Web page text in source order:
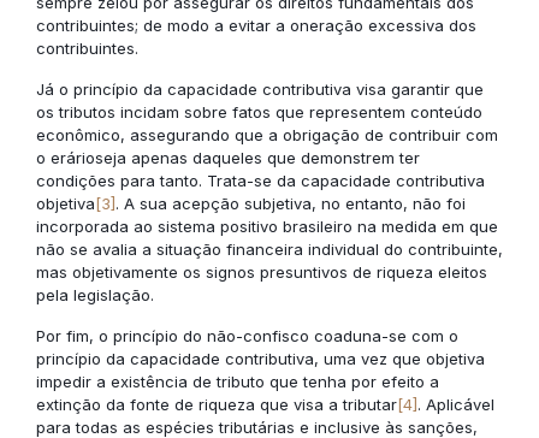
contribuintes; de modo a evitar a oneração excessiva dos
contribuintes.
Já o princípio da capacidade contributiva visa garantir que
os tributos incidam sobre fatos que representem conteúdo
econômico, assegurando que a obrigação de contribuir com
o erárioseja apenas daqueles que demonstrem ter
condições para tanto. Trata-se da capacidade contributiva
objetiva[3]. A sua acepção subjetiva, no entanto, não foi
incorporada ao sistema positivo brasileiro na medida em que
não se avalia a situação financeira individual do contribuinte,
mas objetivamente os signos presuntivos de riqueza eleitos
pela legislação.
Por fim, o princípio do não-confisco coaduna-se com o
princípio da capacidade contributiva, uma vez que objetiva
impedir a existência de tributo que tenha por efeito a
extinção da fonte de riqueza que visa a tributar[4]. Aplicável
para todas as espécies tributárias e inclusive às sanções,